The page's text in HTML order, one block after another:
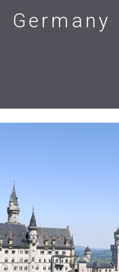
Germany